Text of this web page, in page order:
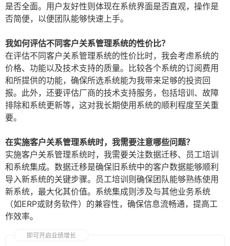
是否全面。用户友好性则体现在系统界面是否直观，操作是
否简便，以便团队能够快速上手。
我如何评估不同客户关系管理系统的性价比？
在评估不同客户关系管理系统的性价比时，我会考虑系统的
价格、功能以及技术支持的质量。比较各个系统的订阅费用
和所提供的功能，确保所选系统能为我带来足够的投资回
报。此外，还要评估厂商的技术支持服务，包括培训、故障
排除和系统更新等，这对我长期使用系统的顺利程度至关重
要。
在实施客户关系管理系统时，我需要注意哪些问题？
实施客户关系管理系统时，我需要关注数据迁移、员工培训
和系统集成。数据迁移是确保旧系统中的客户数据能够顺利
导入新系统的关键步骤。员工培训则确保团队能够熟练使用
新系统，最大化其价值。系统集成则涉及与其他业务系统
（如ERP或财务软件）的兼容性，确保信息流畅通，提高工
作效率。
即可开启业绩增长